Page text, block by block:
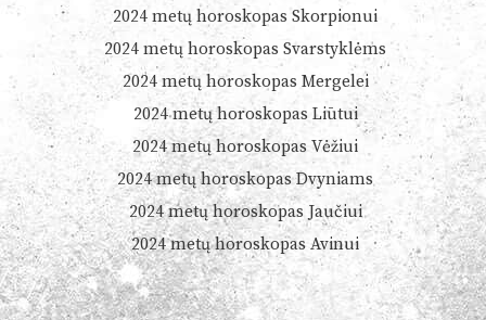
2024 metų horoskopas Skorpionui
2024 metų horoskopas Svarstyklėms
2024 metų horoskopas Mergelei
2024 metų horoskopas Liūtui
2024 metų horoskopas Vėžiui
2024 metų horoskopas Dvyniams
2024 metų horoskopas Jaučiui
2024 metų horoskopas Avinui